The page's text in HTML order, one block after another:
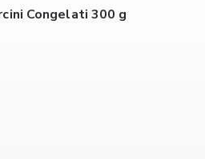
Congelati 300 g